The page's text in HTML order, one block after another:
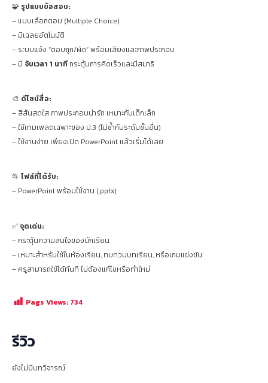
🧩 รูปแบบข้อสอบ:
– แบบเลือกตอบ (Multiple Choice)
– มีเฉลยอัตโนมัติ
– ระบบแจ้ง “ตอบถูก/ผิด” พร้อมเสียงและภาพประกอบ
– มี จับเวลา 1 นาทีกระตุ้นการคิดเร็วและมีสมาธิ
🎨 ดีไซน์สื่อ:
– สีสันสดใส ภาพประกอบน่ารัก เหมาะกับเด็กเล็ก
– ใช้เทมเพลตเฉพาะของ ป.3 (ไม่ซ้ำกับระดับชั้นอื่น)
– ใช้งานง่าย เพียงเปิด PowerPoint แล้วเริ่มได้เลย
📂 ไฟล์ที่ได้รับ:
– PowerPoint พร้อมใช้งาน (.pptx)
✅ จุดเด่น:
– กระตุ้นความสนใจของนักเรียน
– เหมาะสำหรับใช้ในห้องเรียน, ทบทวนบทเรียน, หรือเกมแข่งขัน
– ครูสามารถใช้ได้ทันที ไม่ต้องแก้ไขหรือทำใหม่
Pags Views: 734
รีวิว
ยังไม่มีบทวิจารณ์